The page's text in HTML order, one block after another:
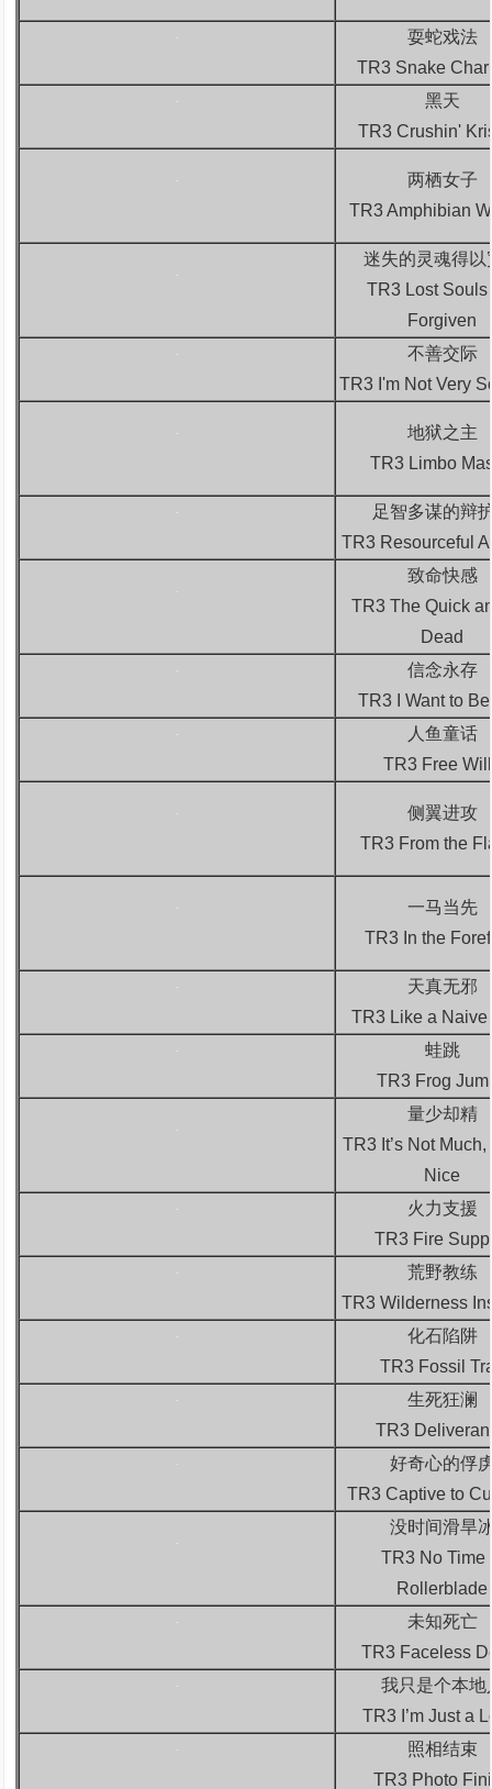
耍蛇戏法
TR3 Snake
黑天
TR3 Crushin'
两栖女子
TR3 Amphibian
迷失的灵魂得以
TR3 Lost Souls
Forgiven
不善交际
TR3 I'm Not Very
地狱之主
TR3 Limbo
足智多谋的辩
TR3 Resourceful
致命快感
TR3 The Quick
Dead
信念永存
TR3 I Want to
人鱼童话
TR3 Free
侧翼进攻
TR3 From the
一马当先
TR3 In the
天真无邪
TR3 Like a Naive
蛙跳
TR3 Frog
量少却精
TR3 It’s Not Much,
Nice
火力支援
TR3 Fire
荒野教练
TR3 Wilderness
化石陷阱
TR3 Fossil
生死狂澜
TR3
好奇心的俘
TR3 Captive to
没时间滑旱
TR3 No Time
Rollerblade
未知死亡
TR3 Faceless
我只是个本地
TR3 I’m Just a
照相结束
TR3 Photo